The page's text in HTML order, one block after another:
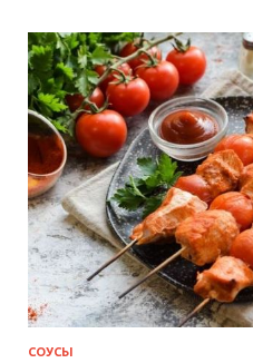
СОУСЫ